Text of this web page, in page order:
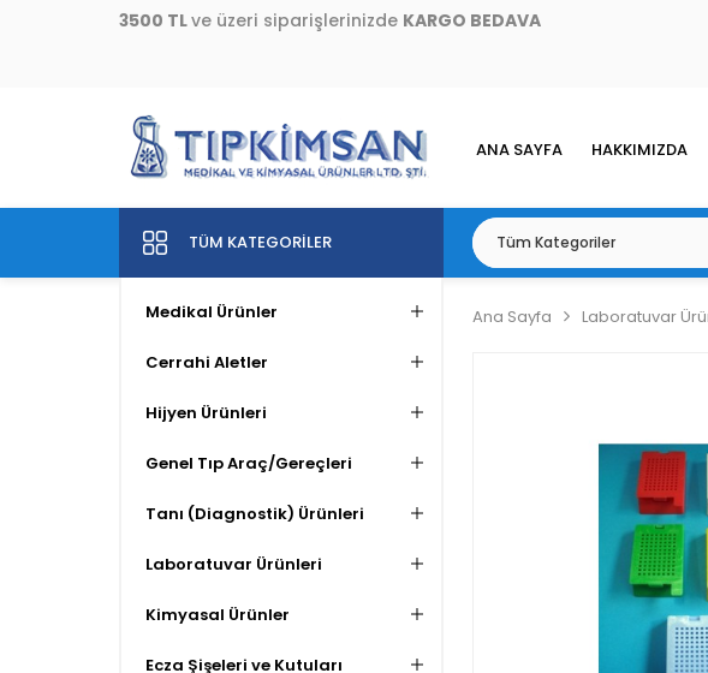
3500 TL ve üzeri siparişlerinizde KARGO BEDAVA
ANA SAYFA HAKKIMIZDA
TÜM KATEGORILER
Medikal Ürünler
Cerrahi Aletler
Hijyen Ürünleri
Genel Tıp Araç/Gereçleri
Tanı (Diagnostik) Ürünleri
Laboratuvar Ürünleri
Kimyasal Ürünler
Ecza Şişeleri ve Kutuları
Ana Sayfa Laboratuvar